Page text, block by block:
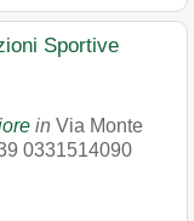
Sportive
in Via Monte
0331514090